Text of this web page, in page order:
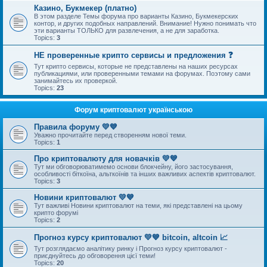
Казино, Букмекер (платно)
В этом разделе Темы форума про варианты Казино, Букмекерских
контор, и других подобных направлений. Внимание! Нужно понимать что
эти варианты ТОЛЬКО для развлечения, а не для заработка.
Topics: 3
НЕ проверенные крипто сервисы и предложения ❓
Тут крипто сервисы, которые не представлены на наших ресурсах
публикациями, или проверенными темами на форумах. Поэтому сами
занимайтесь их проверкой.
Topics: 23
Форум криптовалют українською
Правила форуму 💛💙
Уважно прочитайте перед створенням нової теми.
Topics: 1
Про криптовалюту для новачків 💛💙
Тут ми обговорюватимемо основи блокчейну, його застосування,
особливості біткоїна, альткоїнів та інших важливих аспектів криптовалют.
Topics: 3
Новини криптовалют 💛💙
Тут важливі Новини криптовалют на теми, які представлені на цьому
крипто форумі
Topics: 2
Прогноз курсу криптовалют 💛💙 bitcoin, altcoin 📈
Тут розглядаємо аналітику ринку і Прогноз курсу криптовалют -
приєднуйтесь до обговорення цієї теми!
Topics: 20